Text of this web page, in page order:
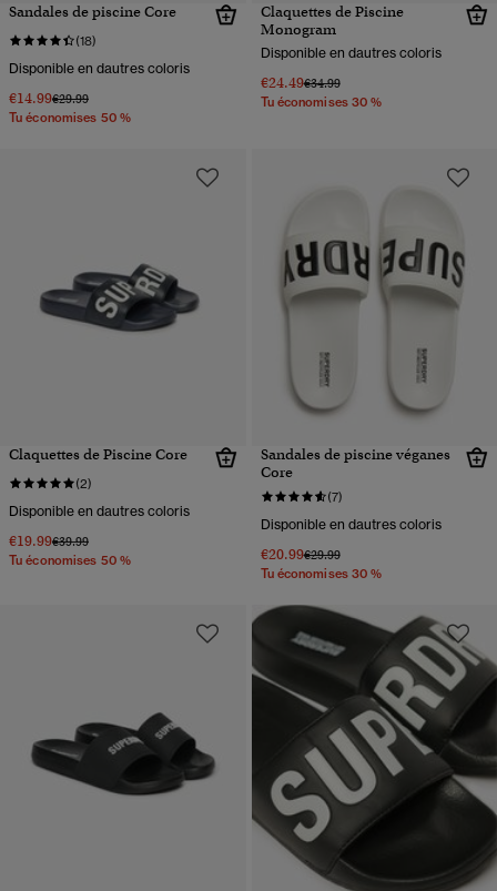
Sandales de piscine Core
(18)
Disponible en dautres coloris
€14.99Prix réduit de
€29.99à
Tu économises 50 %
Claquettes de Piscine
Monogram
Disponible en dautres coloris
€24.49Prix réduit de
€34.99à
Tu économises 30 %
Claquettes de Piscine Core
(2)
Disponible en dautres coloris
€19.99Prix réduit de
€39.99à
Tu économises 50 %
Sandales de piscine véganes
Core
(7)
Disponible en dautres coloris
€20.99Prix réduit de
€29.99à
Tu économises 30 %